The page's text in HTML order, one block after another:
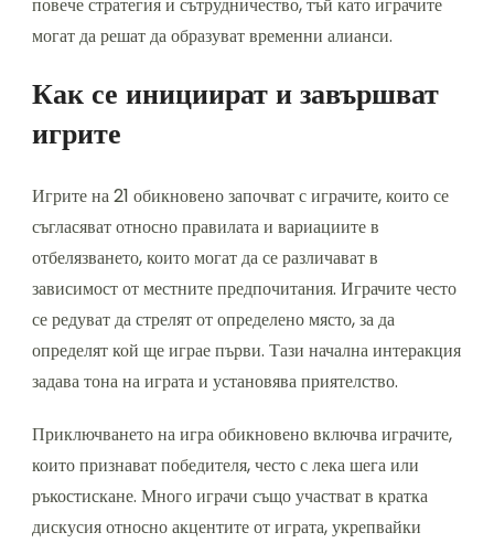
могат да решат да образуват временни алианси.
Как се инициират и завършват
игрите
Игрите на 21 обикновено започват с играчите, които се
съгласяват относно правилата и вариациите в
отбелязването, които могат да се различават в
зависимост от местните предпочитания. Играчите често
се редуват да стрелят от определено място, за да
определят кой ще играе първи. Тази начална интеракция
задава тона на играта и установява приятелство.
Приключването на игра обикновено включва играчите,
които признават победителя, често с лека шега или
ръкостискане. Много играчи също участват в кратка
дискусия относно акцентите от играта, укрепвайки